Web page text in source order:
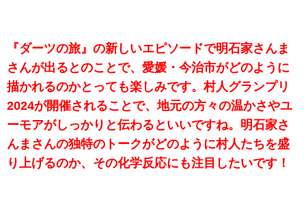
『ダーツの旅』の新しいエピソードで明石家さんま
さんが出るとのことで、愛媛・今治市がどのように
描かれるのかとっても楽しみです。村人グランプリ
2024が開催されることで、地元の方々の温かさやユ
ーモアがしっかりと伝わるといいですね。明石家さ
んまさんの独特のトークがどのように村人たちを盛
り上げるのか、その化学反応にも注目したいです！